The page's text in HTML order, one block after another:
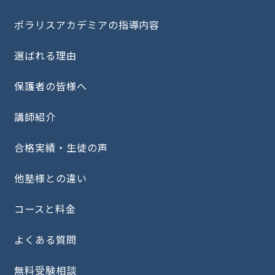
ポラリスアカデミアの指導内容
選ばれる理由
保護者の皆様へ
講師紹介
合格実績・生徒の声
他塾様との違い
コースと料金
よくある質問
無料受験相談